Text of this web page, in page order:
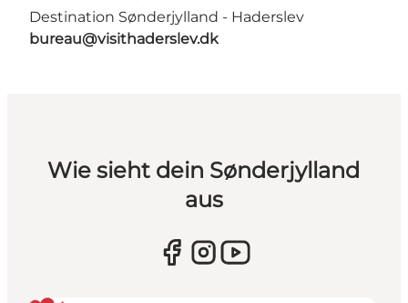
Destination Sønderjylland - Haderslev
bureau@visithaderslev.dk
Wie sieht dein Sønderjylland
aus